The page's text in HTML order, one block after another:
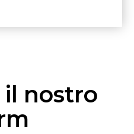
il nostro